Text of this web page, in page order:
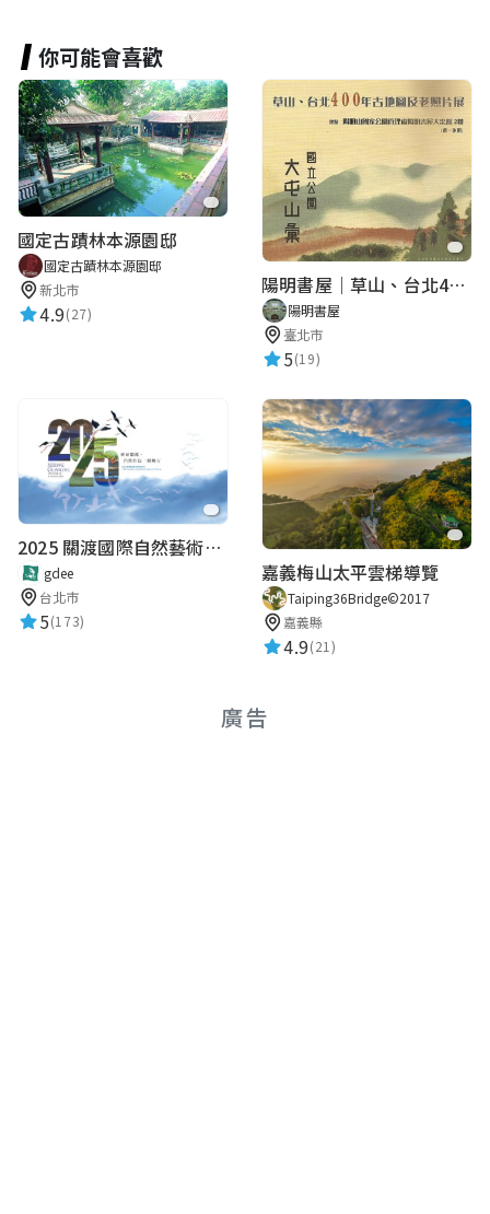
你可能會喜歡
國定古蹟林本源園邸
國定古蹟林本源園邸
新北市
4.9(27)
陽明書屋｜草山、台北400年古地圖老照片展｜智慧導覽
陽明書屋
臺北市
5(19)
2025 關渡國際自然藝術季 Guandu International Nature Art Festival
gdee
台北市
5(173)
嘉義梅山太平雲梯導覽
Taiping36Bridge©2017
嘉義縣
4.9(21)
廣告